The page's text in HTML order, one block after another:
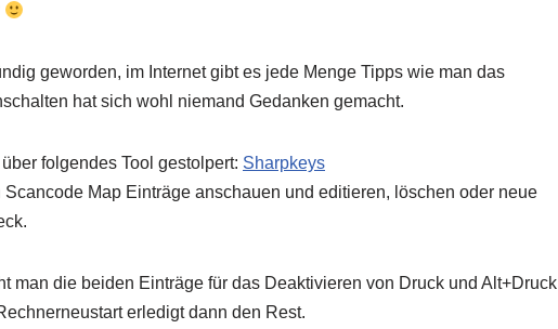
geworden, im Internet gibt es jede Menge Tipps wie man das
hat sich wohl niemand Gedanken gemacht.
folgendes Tool gestolpert: Sharpkeys
Map Einträge anschauen und editieren, löschen oder neue
man die beiden Einträge für das Deaktivieren von Druck und Alt+Druck
erledigt dann den Rest.